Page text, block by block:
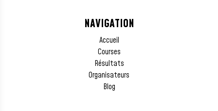
NAVIGATION
Accueil
Courses
Résultats
Organisateurs
Blog